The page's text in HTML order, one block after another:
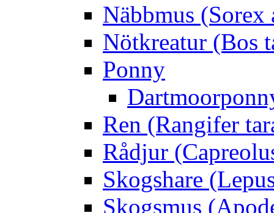
Näbbmus (Sorex
Nötkreatur (Bos
Ponny
Ren (Rangifer
Rådjur
Skogshare
Skogsmus